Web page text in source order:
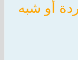
أو شبه